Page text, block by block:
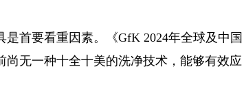
首要看重因素。《GfK 2024年全球及中国
无一种十全十美的洗净技术，能够有效应